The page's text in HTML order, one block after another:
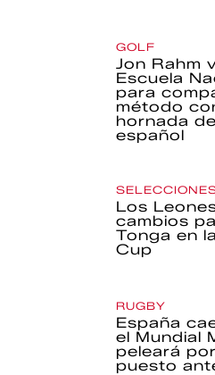
GOLF
Jon Rahm
Escuela
para
método
hornada
español
Los
cambios
Tonga en
Cup
RUGBY
España
el Mundial
peleará
puesto